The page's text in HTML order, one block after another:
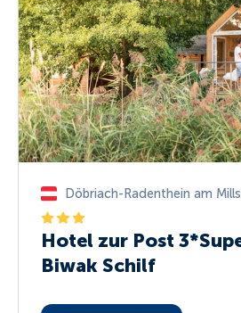
Döbriach-Radenthein am
Hotel zur Post
Biwak Schilf